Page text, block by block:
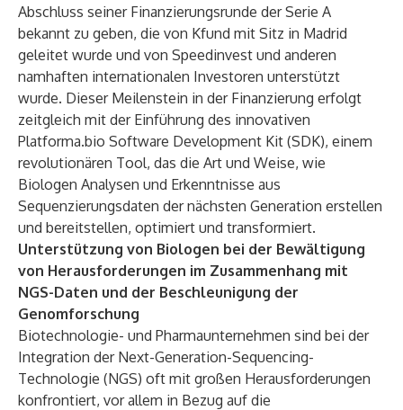
Abschluss seiner Finanzierungsrunde der Serie A
bekannt zu geben, die von Kfund mit Sitz in Madrid
geleitet wurde und von Speedinvest und anderen
namhaften internationalen Investoren unterstützt
wurde. Dieser Meilenstein in der Finanzierung erfolgt
zeitgleich mit der Einführung des innovativen
Platforma.bio Software Development Kit (SDK), einem
revolutionären Tool, das die Art und Weise, wie
Biologen Analysen und Erkenntnisse aus
Sequenzierungsdaten der nächsten Generation erstellen
und bereitstellen, optimiert und transformiert.
Unterstützung von Biologen bei der Bewältigung
von Herausforderungen im Zusammenhang mit
NGS-Daten und der Beschleunigung der
Genomforschung
Biotechnologie- und Pharmaunternehmen sind bei der
Integration der Next-Generation-Sequencing-
Technologie (NGS) oft mit großen Herausforderungen
konfrontiert, vor allem in Bezug auf die